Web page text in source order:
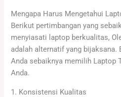
Mengapa Harus Mengetahui
Berikut pertimbangan yang
menyiasati laptop berkualitas,
adalah alternatif yang
Anda sebaiknya memilih Laptop
Anda.
1. Konsistensi Kualitas